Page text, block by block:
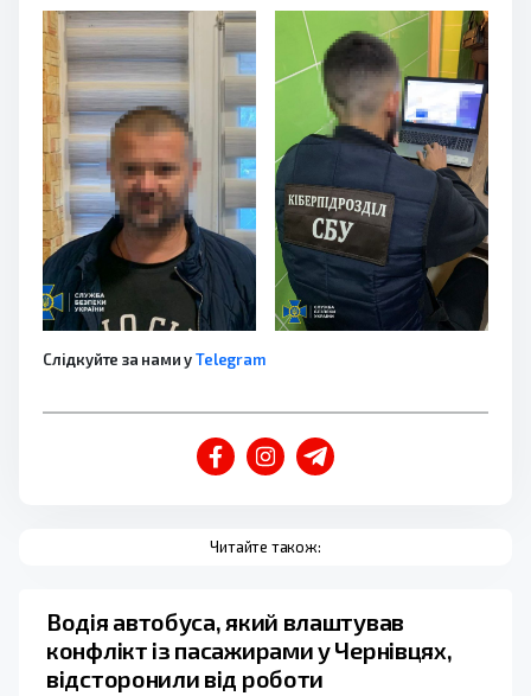
Слідкуйте за нами уTelegram
Читайте також:
Водія автобуса, який влаштував
конфлікт із пасажирами у Чернівцях,
відсторонили від роботи